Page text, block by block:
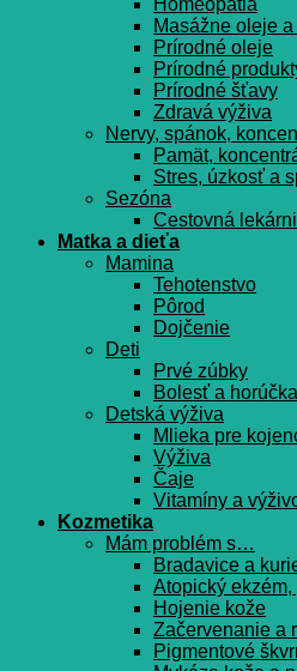
Homeopatia
Masážne oleje
Prírodné oleje
Prírodné
Prírodné šťavy
Zdravá výživa
Nervy, spánok,
Pamät,
Stres, úzkosť a
Sezóna
Cestovná
Matka a dieťa
Mamina
Tehotenstvo
Pôrod
Dojčenie
Deti
Prvé zúbky
Bolesť a horúčka
Detská výživa
Mlieka pre
Výživa
Čaje
Vitamíny a
Kozmetika
Mám problém s…
Bradavice a
Atopický
Hojenie kože
Začervenanie a
Pigmentové